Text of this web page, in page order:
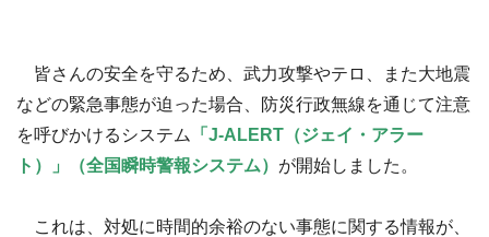
皆さんの安全を守るため、武力攻撃やテロ、また大地震
などの緊急事態が迫った場合、防災行政無線を通じて注意
を呼びかけるシステム
「J-ALERT（ジェイ・アラー
ト）」（全国瞬時警報システム） が開始しました。
これは、対処に時間的余裕のない事態に関する情報が、